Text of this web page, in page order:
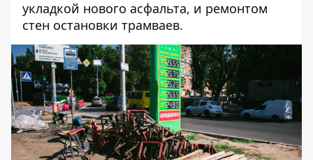
укладкой нового асфальта, и ремонтом
стен остановки трамваев.